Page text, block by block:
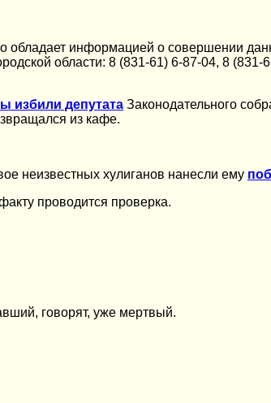
обладает информацией о совершении
области: 8 (831-61) 6-87-04, 8 (831-
избили депутата Законодательного
из кафе.
неизвестных хулиганов нанесли ему
проводится проверка.
говорят, уже мертвый.